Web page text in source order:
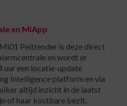
en MiApp
Peilzender is deze direct
en wordt er
uur een locatie-update
Intelligence platform en via
altijd inzicht in de laatst
of haar kostbare bezit.